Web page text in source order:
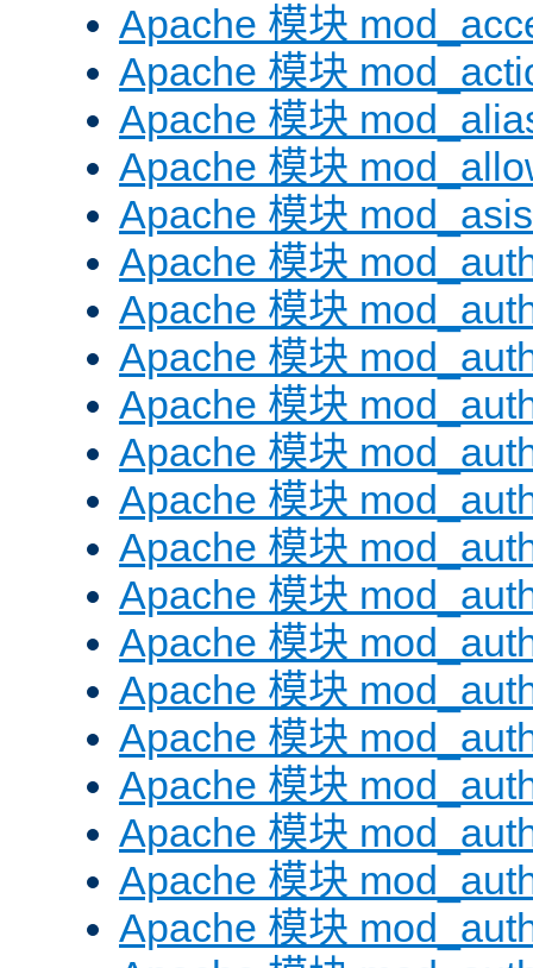
Apache 模块
Apache 模块
Apache 模块
Apache 模块
Apache 模块 mod_asis
Apache 模块
Apache 模块
Apache 模块
Apache 模块
Apache 模块
Apache 模块
Apache 模块
Apache 模块
Apache 模块
Apache 模块
Apache 模块
Apache 模块
Apache 模块
Apache 模块
Apache 模块